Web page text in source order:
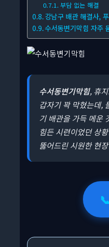
부담 없는 해결
강남구 배관 해결사,
수서동변기막힘 자주
수서동변기막힘, 휴
갑자기 꽉 막혔는데,
기 배관을 가득 메운
힘든 시련이었던 상
뚫어드린 시원한 현